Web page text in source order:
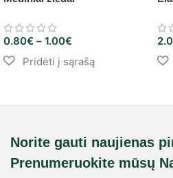
0.80€ – 1.00€
Norite gauti naujienas
Prenumeruokite mūsų